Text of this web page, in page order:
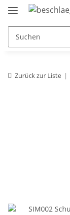
Zurück zur Liste